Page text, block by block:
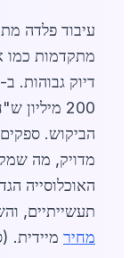
עיבוד פלדה
מתקדמות כמו
200
האוכלוסייה
תעשייתיים,
מחיר מיידית.